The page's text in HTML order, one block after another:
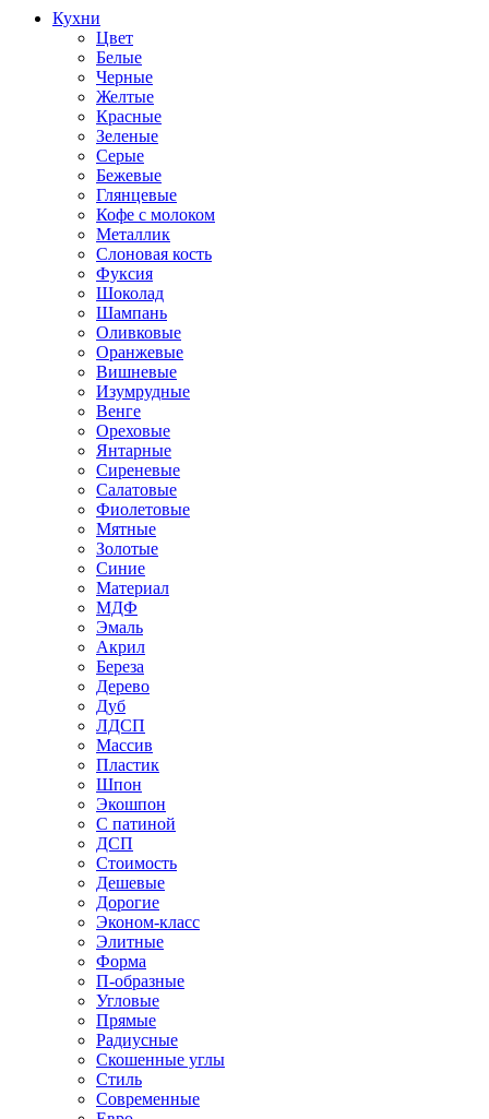
Кухни
Цвет
Белые
Черные
Желтые
Красные
Зеленые
Серые
Бежевые
Глянцевые
Кофе с молоком
Металлик
Слоновая кость
Фуксия
Шоколад
Шампань
Оливковые
Оранжевые
Вишневые
Изумрудные
Венге
Ореховые
Янтарные
Сиреневые
Салатовые
Фиолетовые
Мятные
Золотые
Синие
Материал
МДФ
Эмаль
Акрил
Береза
Дерево
Дуб
ЛДСП
Массив
Пластик
Шпон
Экошпон
С патиной
ДСП
Стоимость
Дешевые
Дорогие
Эконом-класс
Элитные
Форма
П-образные
Угловые
Прямые
Радиусные
Скошенные углы
Стиль
Современные